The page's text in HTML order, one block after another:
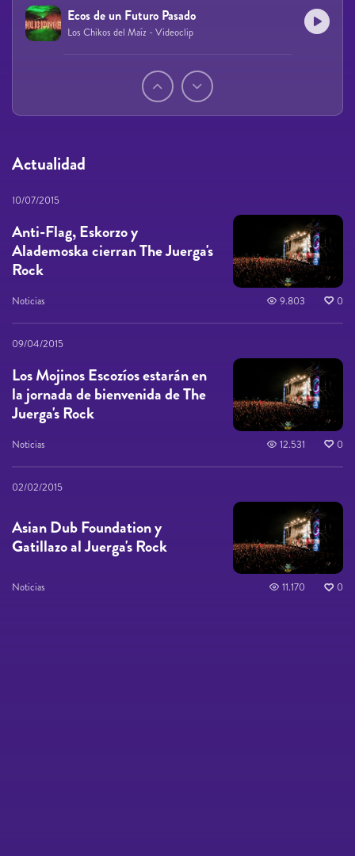
Ecos de un Futuro Pasado
Los Chikos del Maíz - Videoclip
Actualidad
10/07/2015
Anti-Flag, Eskorzo y
Alademoska cierran The Juerga's
Rock
Noticias 9.803 0
09/04/2015
Los Mojinos Escozíos estarán en
la jornada de bienvenida de The
Juerga's Rock
Noticias 12.531 0
02/02/2015
Asian Dub Foundation y
Gatillazo al Juerga's Rock
Noticias 11.170 0